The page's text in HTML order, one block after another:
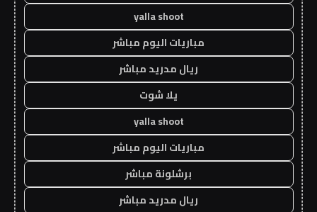
yalla shoot
مباريات اليوم مباشر
ريال مدريد مباشر
يلا شوت
yalla shoot
مباريات اليوم مباشر
برشلونة مباشر
ريال مدريد مباشر